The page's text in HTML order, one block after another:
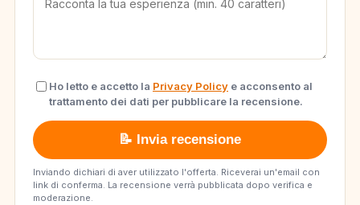
Ho letto e accetto la Privacy Policy e acconsento al
trattamento dei dati per pubblicare la recensione.
📝 Invia recensione
Inviando dichiari di aver utilizzato l'offerta. Riceverai un'email con
link di conferma. La recensione verrà pubblicata dopo verifica e
moderazione.